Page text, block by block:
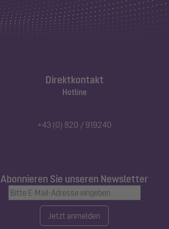
Direktkontakt
Hotline
+43 (0) 820 / 919240
Abonnieren Sie unseren Newsletter
Jetzt anmelden